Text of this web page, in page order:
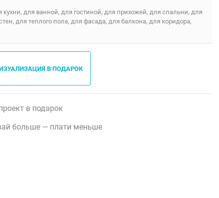
кухни, для ванной, для гостиной, для прихожей, для спальни, для
для теплого пола, для фасада, для балкона, для коридора,
В ПОДАРОК
в подарок
больше — плати меньше